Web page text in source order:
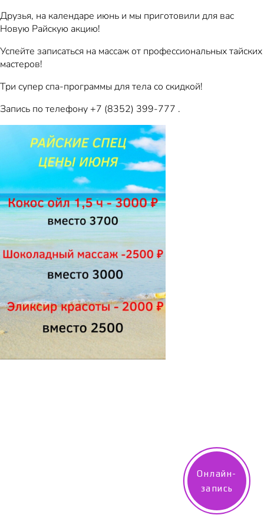
Друзья, на календаре июнь и мы приготовили для вас
Новую Райскую акцию!
Успейте записаться на массаж от профессиональных тайских
мастеров!
Три супер спа-программы для тела со скидкой!
Запись по телефону +7 (8352) 399-777 .
Онлайн-
запись